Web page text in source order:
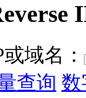
域名：
查询 数